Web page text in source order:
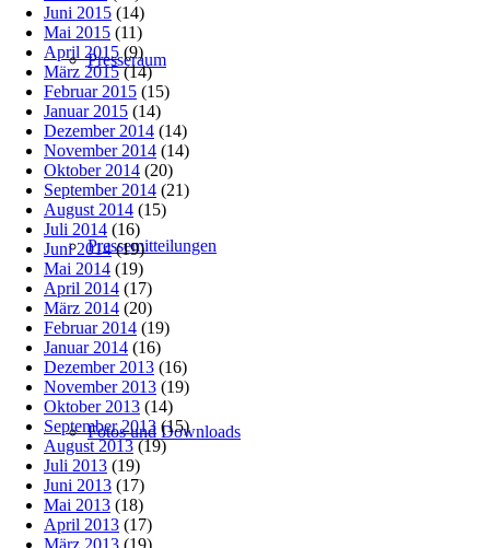
Presseraum
Pressemitteilungen
Fotos und Downloads
Juni 2015 (14)
Mai 2015 (11)
April 2015 (9)
März 2015(14)
Februar 2015 (15)
Januar 2015 (14)
Dezember 2014 (14)
November 2014 (14)
Oktober 2014 (20)
September 2014 (21)
August 2014 (15)
Juli 2014 (16)
Juni 2014(19)
Mai 2014 (19)
April 2014 (17)
März 2014 (20)
Februar 2014 (19)
Januar 2014 (16)
Dezember 2013 (16)
November 2013 (19)
Oktober 2013 (14)
September 2013 (15)
August 2013(19)
Juli 2013 (19)
Juni 2013 (17)
Mai 2013 (18)
April 2013 (17)
März 2013 (19)